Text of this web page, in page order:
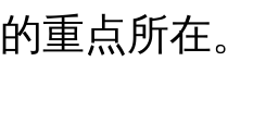
重点所在。